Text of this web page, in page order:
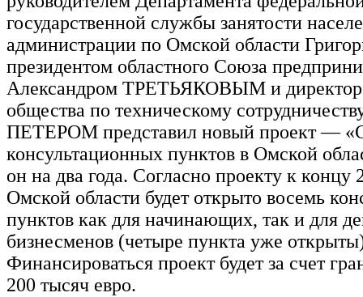
государственной службы занятости
администрации по Омской области
президентом областного Союза
Александром ТРЕТЬЯКОВЫМ и
общества по техническому
ПЕТЕРОМ представил новый проект —
консультационных пунктов в Омской
он на два года. Согласно проекту к концу
Омской области будет открыто восемь
пунктов как для начинающих, так и для
бизнесменов (четыре пункта уже
Финансироваться проект будет за счет
200 тысяч евро.